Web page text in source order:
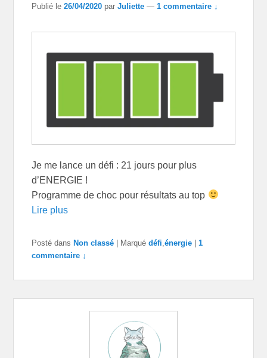
Publié le26/04/2020 parJuliette —1 commentaire ↓
Je me lance un défi : 21 jours pour plus
d’ENERGIE !
Programme de choc pour résultats au top
Lire plus
Posté dans Non classé | Marqué défi ,énergie |1
commentaire ↓